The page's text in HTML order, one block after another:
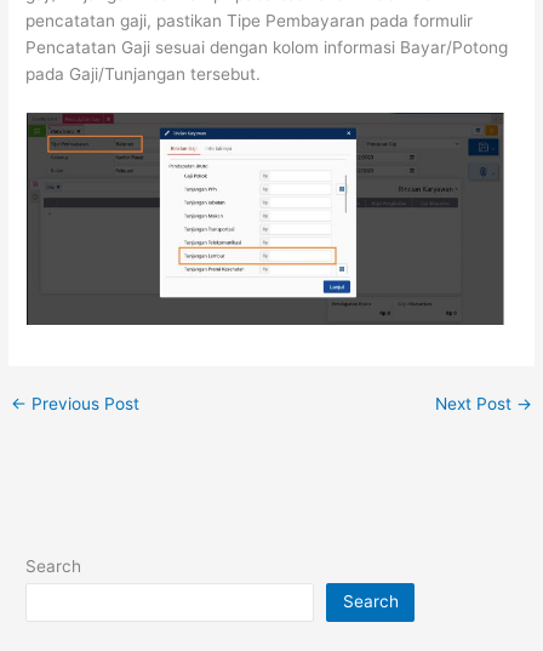
pencatatan gaji, pastikan Tipe Pembayaran pada formulir
Pencatatan Gaji sesuai dengan kolom informasi Bayar/Potong
pada Gaji/Tunjangan tersebut.
← Previous Post Next Post →
Search
Search